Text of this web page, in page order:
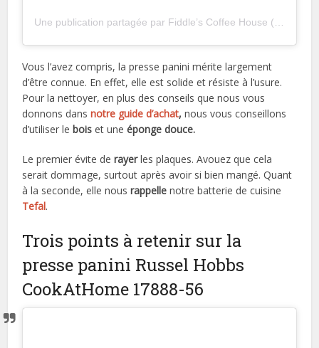
Une publication partagée par Fiddle’s Coffee House (@fiddlescoffee)
Vous l’avez compris, la presse panini mérite largement
d’être connue. En effet, elle est solide et résiste à l’usure.
Pour la nettoyer, en plus des conseils que nous vous
donnons dansnotre guide d’achat, nous vous conseillons
d’utiliser le bois et uneéponge douce.
Le premier évite derayerles plaques. Avouez que cela
serait dommage, surtout après avoir si bien mangé. Quant
à la seconde, elle nousrappelle notre batterie de cuisine
Tefal.
Trois points à retenir sur la
presse panini Russel Hobbs
CookAtHome 17888-56